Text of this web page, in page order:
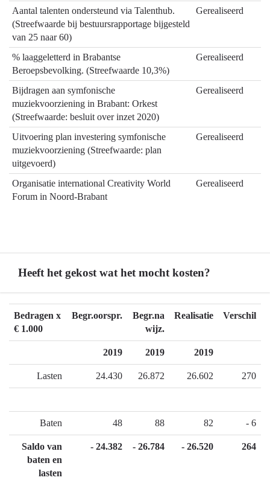
wilden
doen?
Aantal talenten ondersteund via Talenthub.
(Streefwaarde bij bestuursrapportage bijgesteld
van 25 naar 60)
Gerealiseerd
% laaggeletterd in Brabantse
Beroepsbevolking. (Streefwaarde 10,3%)
Gerealiseerd
Bijdragen aan symfonische
muziekvoorziening in Brabant: Orkest
(Streefwaarde: besluit over inzet 2020)
Gerealiseerd
Uitvoering plan investering symfonische
muziekvoorziening (Streefwaarde: plan
uitgevoerd)
Gerealiseerd
Organisatie international Creativity World
Forum in Noord-Brabant
Gerealiseerd
Heeft het gekost wat het mocht kosten?
Terug
naar
navigatie
06.01
Heeft
Bedragen x
€ 1.000
Begr.oorspr.
Begr.na
wijz.
Realisatie Verschil
2019 2019 2019
Lasten 24.430 26.872 26.602 270
Baten 48 88 82 - 6
Saldo van
baten en
lasten
- 24.382 - 26.784 - 26.520 264